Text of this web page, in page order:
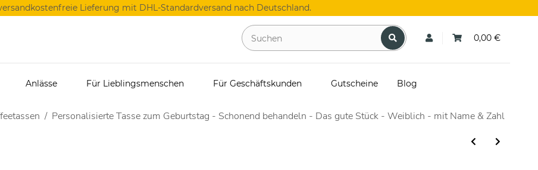
Lieferung mit DHL-Standardversand nach Deutschland.
0,00 €
Anlässe Für Lieblingsmenschen Für Geschäftskunden Gutscheine Blog
Personalisierte Tasse zum Geburtstag - Schonend behandeln - Das gute Stück - Weiblich - mit Name & Zahl